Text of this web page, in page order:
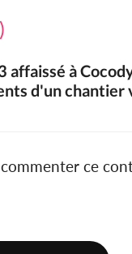
à
d'un chantier
ce